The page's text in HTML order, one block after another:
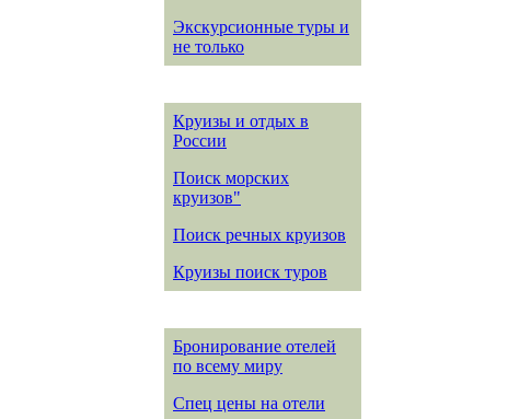
Экскурсионные туры и
не только
Круизы и отдых в
России
Поиск морских
круизов"
Поиск речных круизов
Круизы поиск туров
Бронирование отелей
по всему миру
Спец цены на отели